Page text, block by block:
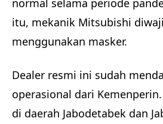
normal selama periode
itu, mekanik Mitsubishi
menggunakan masker.
Dealer resmi ini sudah
operasional dari
di daerah Jabodetabek dan